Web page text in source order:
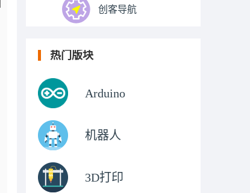
创客导航
热门版块
Arduino
机器人
3D打印